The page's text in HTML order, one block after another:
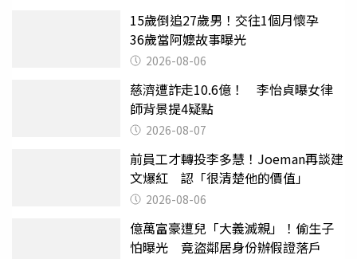
15歲倒追27歲男！交往1個月懷孕
36歲當阿嬤故事曝光
2026-08-06
慈濟遭詐走10.6億！ 李怡貞曝女律
師背景提4疑點
2026-08-07
前員工才轉投李多慧！Joeman再談建
文爆紅 認「很清楚他的價值」
2026-08-06
億萬富豪遭兒「大義滅親」！偷生子
怕曝光 竟盜鄰居身份辦假證落戶